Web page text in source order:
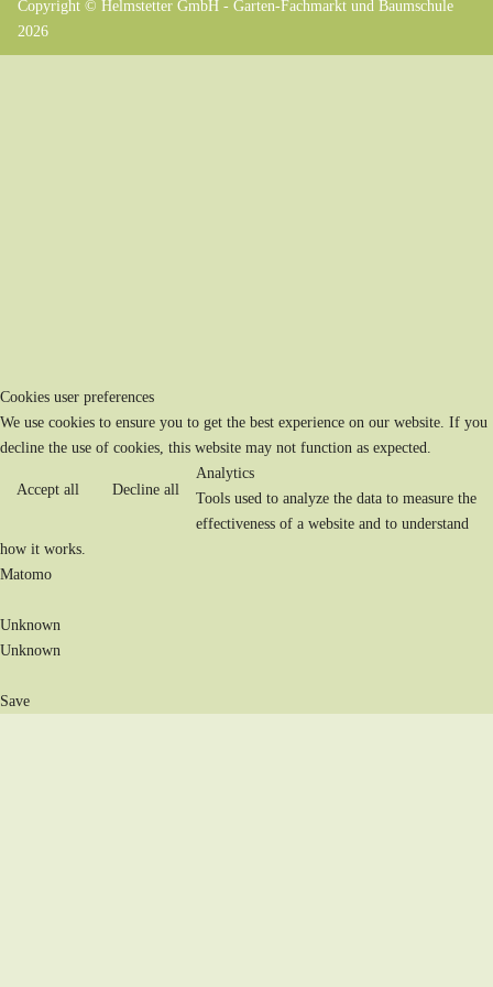
Copyright © Helmstetter GmbH - Garten-Fachmarkt und Baumschule
2026
Cookies user preferences
We use cookies to ensure you to get the best experience on our website. If you
decline the use of cookies, this website may not function as expected.
Accept all Decline all
Analytics
Tools used to analyze the data to measure the
effectiveness of a website and to understand
how it works.
Matomo
Unknown
Unknown
Save